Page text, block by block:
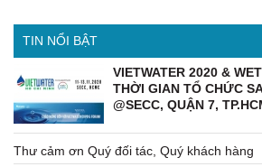
TIN NỔI BẬT
VIETWATER 2020 &
THỜI GIAN TỔ CHỨC
@SECC, QUẬN 7,
Thư cảm ơn Quý đối tác, Quý khách hàng